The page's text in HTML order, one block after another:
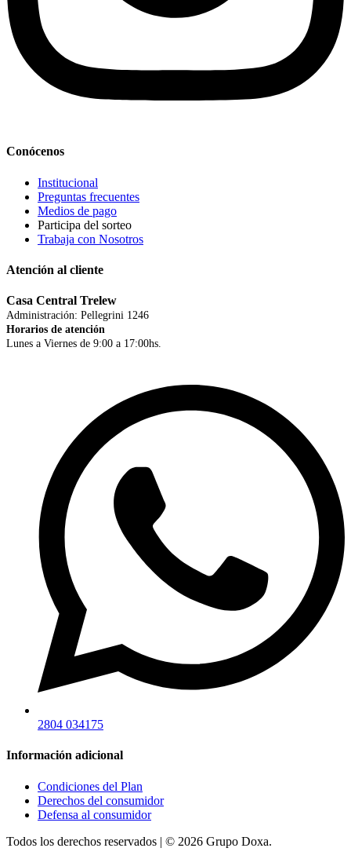
Conócenos
Institucional
Preguntas frecuentes
Medios de pago
Participa del sorteo
Trabaja con Nosotros
Atención al cliente
Casa Central Trelew
Administración: Pellegrini 1246
Horarios de atención
Lunes a Viernes de 9:00 a 17:00hs.
2804 034175
Información adicional
Condiciones del Plan
Derechos del consumidor
Defensa al consumidor
Todos los derechos reservados | © 2026 Grupo Doxa.